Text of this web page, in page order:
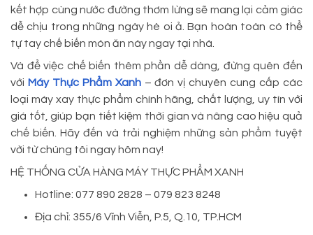
kết hợp cùng nước đường thơm lừng sẽ mang lại cảm giác
dễ chịu trong những ngày hè oi ả. Bạn hoàn toàn có thể
tự tay chế biến món ăn này ngay tại nhà.
Và để việc chế biến thêm phần dễ dàng, đừng quên đến
với Máy Thực Phẩm Xanh– đơn vị chuyên cung cấp các
loại máy xay thực phẩm chính hãng, chất lượng, uy tín với
giá tốt, giúp bạn tiết kiệm thời gian và nâng cao hiệu quả
chế biến. Hãy đến và trải nghiệm những sản phẩm tuyệt
vời từ chúng tôi ngay hôm nay!
HỆ THỐNG CỬA HÀNG MÁY THỰC PHẨM XANH
Hotline: 077 890 2828 – 079 823 8248
Địa chỉ: 355/6 Vĩnh Viễn, P.5, Q.10, TP.HCM